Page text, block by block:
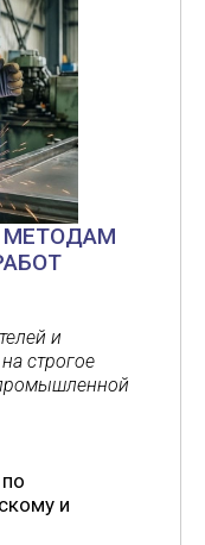
МЕТОДАМ
и
строгое
и